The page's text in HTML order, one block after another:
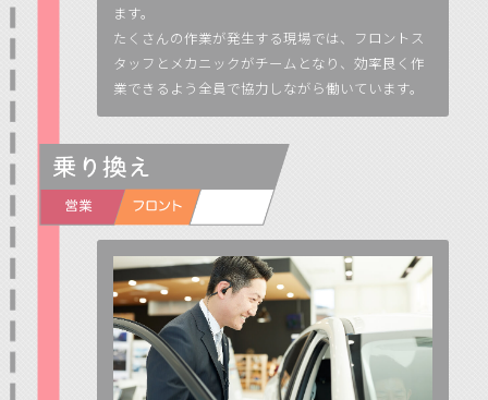
ます。
たくさんの作業が発生する現場では、フロントス
タッフとメカニックがチームとなり、効率良く作
業できるよう全員で協力しながら働いています。